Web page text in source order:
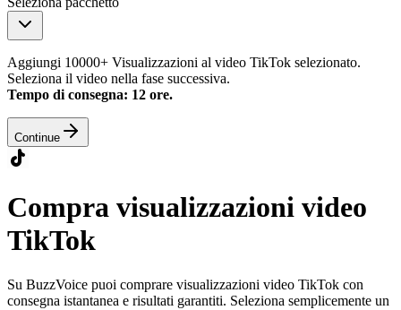
Aggiungi 10000+ Visualizzazioni al video TikTok selezionato.
Seleziona il video nella fase successiva.
Tempo di consegna: 12 ore.
Continue
Compra visualizzazioni video
TikTok
Su BuzzVoice puoi comprare visualizzazioni video TikTok con
consegna istantanea e risultati garantiti. Seleziona semplicemente un